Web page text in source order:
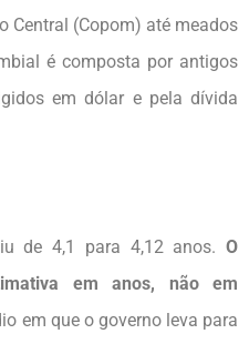
Central (Copom) até meados
é composta por antigos
em dólar e pela dívida
de 4,1 para 4,12 anos. O
em anos, não em
em que o governo leva para